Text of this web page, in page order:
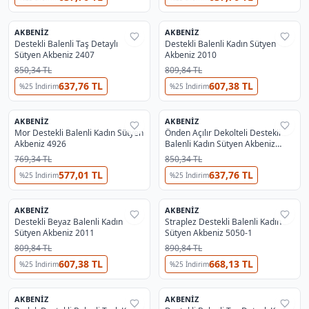
%29
AKBENIZ
Destekli Balenli Taş Detaylı
Sütyen Akbeniz 2407
850,34 TL
%25 İndirim637,76 TL
%29
AKBENIZ
Destekli Balenli Kadın Sütyen
Akbeniz 2010
809,84 TL
%25 İndirim607,38 TL
%29
AKBENIZ
Mor Destekli Balenli Kadın Sütyen
Akbeniz 4926
769,34 TL
%25 İndirim577,01 TL
%29
AKBENIZ
Önden Açılır Dekolteli Destekli
Balenli Kadın Sütyen Akbeniz
2406 Yeşil
850,34 TL
%25 İndirim637,76 TL
%29
AKBENIZ
Destekli Beyaz Balenli Kadın
Sütyen Akbeniz 2011
809,84 TL
%25 İndirim607,38 TL
%29
AKBENIZ
Straplez Destekli Balenli Kadın
Sütyen Akbeniz 5050-1
890,84 TL
%25 İndirim668,13 TL
%29
AKBENIZ %29
AKBENIZ